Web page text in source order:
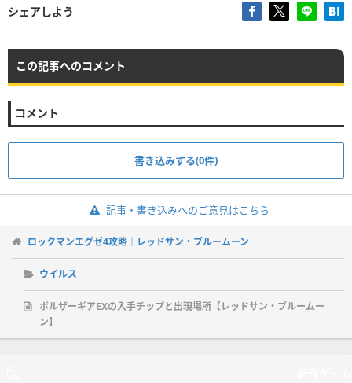
シェアしよう
この記事へのコメント
コメント
書き込みする(0件)
記事・書き込みへのご意見はこちら
ロックマンエグゼ4攻略｜レッドサン・ブルームーン
ウイルス
ボルザーギアEXの入手チップと出現場所【レッドサン・ブルームー
ン】